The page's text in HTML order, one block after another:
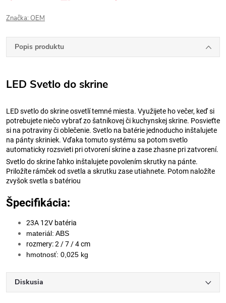
Značka: OEM
Popis produktu
LED Svetlo do skrine
LED svetlo do skrine osvetlí temné miesta. Využijete ho večer, keď si
potrebujete niečo vybrať zo šatníkovej či kuchynskej skrine. Posvieťte
si na potraviny či oblečenie. Svetlo na batérie jednoducho inštalujete
na pánty skriniek. Vďaka tomuto systému sa potom svetlo
automaticky rozsvieti pri otvorení skrine a zase zhasne pri zatvorení.
Svetlo do skrine ľahko inštalujete povolením skrutky na pánte.
Priložíte rámček od svetla a skrutku zase utiahnete. Potom naložíte
zvyšok svetla s batériou
Špecifikácia:
23A 12V batéria
materiál: ABS
rozmery: 2 / 7 / 4 cm
hmotnosť: 0,025 kg
Diskusia